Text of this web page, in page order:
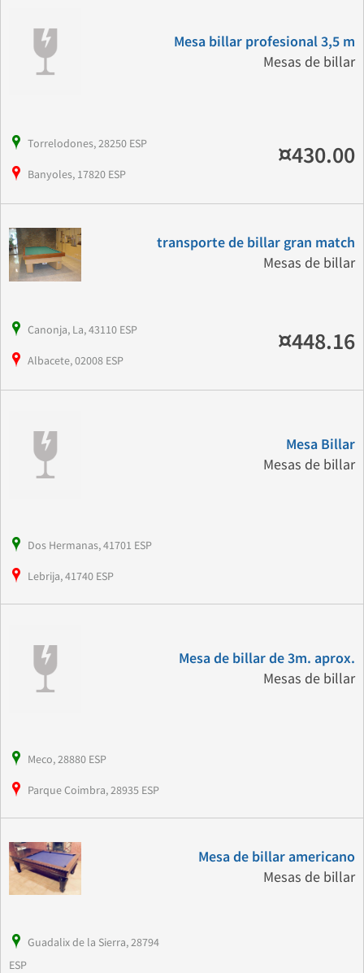
Mesa billar profesional 3,5 m
Mesas de billar
Torrelodones, 28250 ESP
Banyoles, 17820 ESP
¤430.00
transporte de billar gran match
Mesas de billar
Canonja, La, 43110 ESP
Albacete, 02008 ESP
¤448.16
Mesa Billar
Mesas de billar
Dos Hermanas, 41701 ESP
Lebrija, 41740 ESP
Mesa de billar de 3m. aprox.
Mesas de billar
Meco, 28880 ESP
Parque Coimbra, 28935 ESP
Mesa de billar americano
Mesas de billar
Guadalix de la Sierra, 28794
ESP